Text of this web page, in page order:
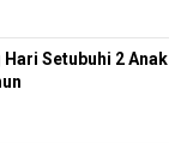
Hari Setubuhi 2 Anak